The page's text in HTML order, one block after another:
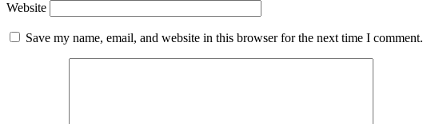
Website
Save my name, email, and website in this browser for the next time I comment.